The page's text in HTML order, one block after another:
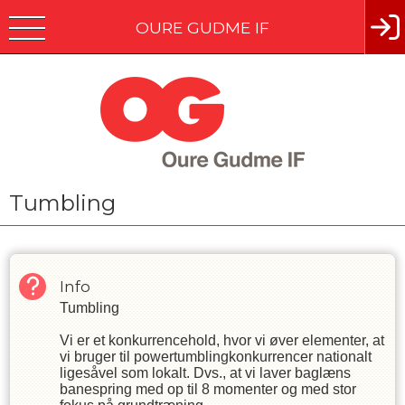
OURE GUDME IF
Tumbling
Info
Tumbling
Vi er et konkurrencehold, hvor vi øver elementer, at
vi bruger til powertumblingkonkurrencer nationalt
ligesåvel som lokalt. Dvs., at vi laver baglæns
banespring med op til 8 momenter og med stor